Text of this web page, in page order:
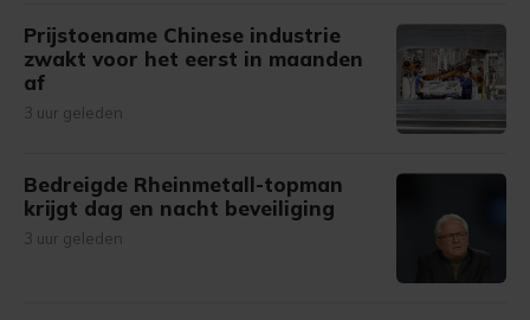
Prijstoename Chinese industrie
zwakt voor het eerst in maanden
af
3 uur geleden
Bedreigde Rheinmetall-topman
krijgt dag en nacht beveiliging
3 uur geleden